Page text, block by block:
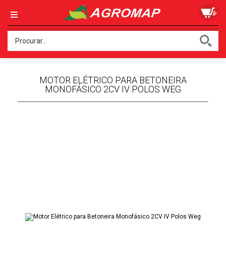
MOTOR ELÉTRICO PARA BETONEIRA
MONOFÁSICO 2CV IV POLOS WEG